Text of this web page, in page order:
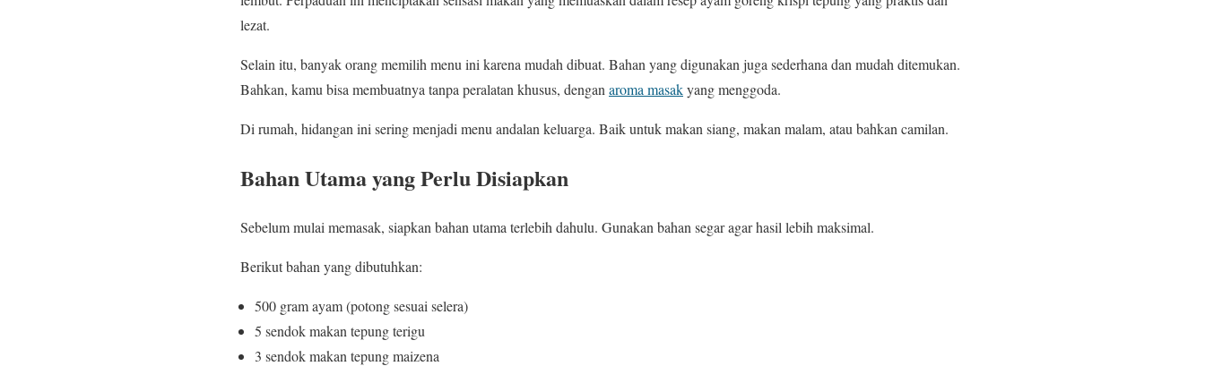
lezat.
Selain itu, banyak orang memilih menu ini karena mudah dibuat. Bahan yang digunakan juga sederhana dan mudah ditemukan.
Bahkan, kamu bisa membuatnya tanpa peralatan khusus, dengan aroma masakyang menggoda.
Di rumah, hidangan ini sering menjadi menu andalan keluarga. Baik untuk makan siang, makan malam, atau bahkan camilan.
Bahan Utama yang Perlu Disiapkan
Sebelum mulai memasak, siapkan bahan utama terlebih dahulu. Gunakan bahan segar agar hasil lebih maksimal.
Berikut bahan yang dibutuhkan:
500 gram ayam (potong sesuai selera)
5 sendok makan tepung terigu
3 sendok makan tepung maizena